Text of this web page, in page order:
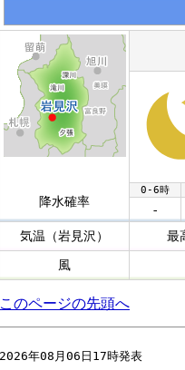
降水確率
0-6時
-
気温（岩見沢）
最
風
このページの先頭へ
2026年08月06日17時発表